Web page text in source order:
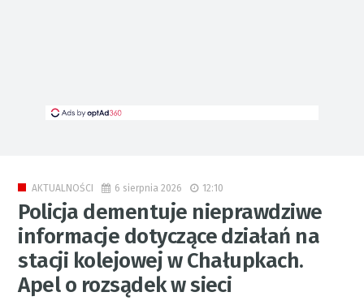
AKTUALNOŚCI 6 sierpnia 2026 12:10
Policja dementuje nieprawdziwe
informacje dotyczące działań na
stacji kolejowej w Chałupkach.
Apel o rozsądek w sieci